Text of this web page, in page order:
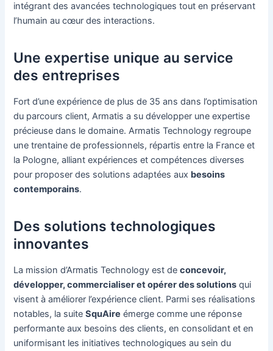
intégrant des avancées technologiques tout en préservant
l’humain au cœur des interactions.
Une expertise unique au service
des entreprises
Fort d’une expérience de plus de 35 ans dans l’optimisation
du parcours client, Armatis a su développer une expertise
précieuse dans le domaine. Armatis Technology regroupe
une trentaine de professionnels, répartis entre la France et
la Pologne, alliant expériences et compétences diverses
pour proposer des solutions adaptées aux besoins
contemporains.
Des solutions technologiques
innovantes
La mission d’Armatis Technology est deconcevoir,
développer, commercialiser et opérer des solutions qui
visent à améliorer l’expérience client. Parmi ses réalisations
notables, la suiteSquAire émerge comme une réponse
performante aux besoins des clients, en consolidant et en
uniformisant les initiatives technologiques au sein du